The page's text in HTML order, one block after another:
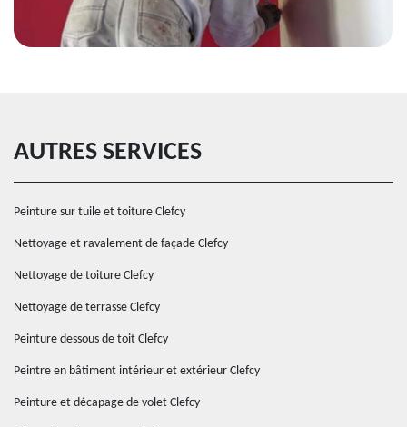
AUTRES SERVICES
Peinture sur tuile et toiture Clefcy
Nettoyage et ravalement de façade Clefcy
Nettoyage de toiture Clefcy
Nettoyage de terrasse Clefcy
Peinture dessous de toit Clefcy
Peintre en bâtiment intérieur et extérieur Clefcy
Peinture et décapage de volet Clefcy